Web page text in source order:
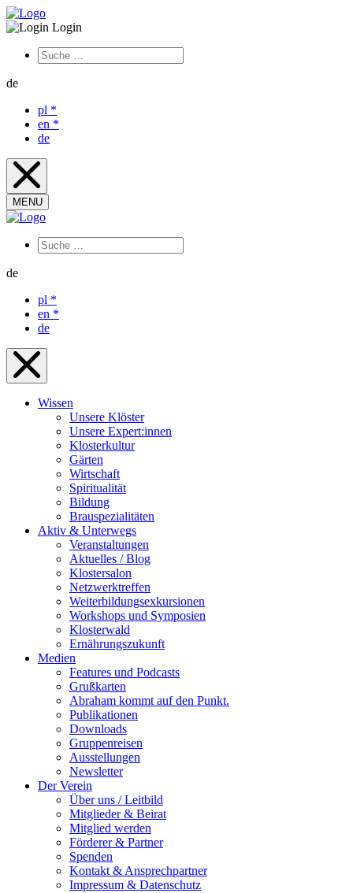
Login
de
pl *
en *
de
MENU
de
pl *
en *
de
Wissen
Unsere Klöster
Unsere Expert:innen
Klosterkultur
Gärten
Wirtschaft
Spiritualität
Bildung
Brauspezialitäten
Aktiv & Unterwegs
Veranstaltungen
Aktuelles / Blog
Klostersalon
Netzwerktreffen
Weiterbildungsexkursionen
Workshops und Symposien
Klosterwald
Ernährungszukunft
Medien
Features und Podcasts
Grußkarten
Abraham kommt auf den Punkt.
Publikationen
Downloads
Gruppenreisen
Ausstellungen
Newsletter
Der Verein
Über uns / Leitbild
Mitglieder & Beirat
Mitglied werden
Förderer & Partner
Spenden
Kontakt & Ansprechpartner
Impressum & Datenschutz